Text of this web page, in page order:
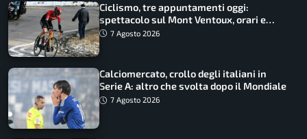
Ciclismo, tre appuntamenti oggi:
spettacolo sul Mont Ventoux, orari e
come vederli
7 Agosto 2026
Calciomercato, crollo degli italiani in
Serie A: altro che svolta dopo il Mondiale
7 Agosto 2026